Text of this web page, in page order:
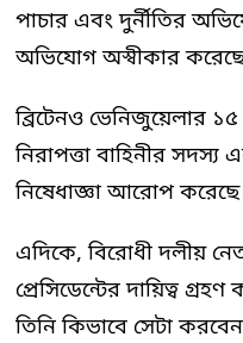
পাচার এবং দুর্নীতির
অভিযোগ অস্বীকার
ব্রিটেনও ভেনিজুয়েলার
নিরাপত্তা বাহিনীর
নিষেধাজ্ঞা আরোপ
এদিকে, বিরোধী দলীয়
প্রেসিডেন্টের দায়িত্ব
তিনি কিভাবে সেটা